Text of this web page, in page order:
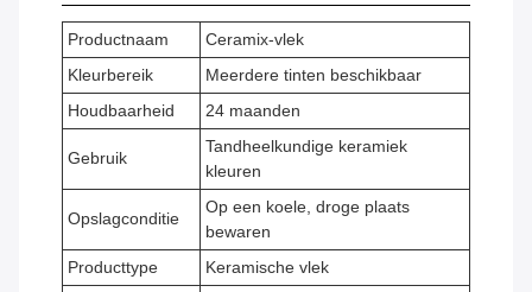
Productnaam
Ceramix-vlek
Kleurbereik
Meerdere tinten beschikbaar
Houdbaarheid
24 maanden
Gebruik
Tandheelkundige keramiek
kleuren
Opslagconditie
Op een koele, droge plaats
bewaren
Producttype
Keramische vlek